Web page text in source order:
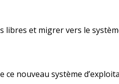
et migrer vers le
ce nouveau système